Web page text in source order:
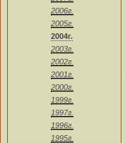
2006г.
2005г.
2004г.
2003г.
2002г.
2001г.
2000г.
1999г.
1997г.
1996г.
1995г.